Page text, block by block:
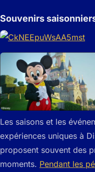
Souvenirs
Les saisons et les
expériences uniques à
proposent souvent des
moments. Pendant les